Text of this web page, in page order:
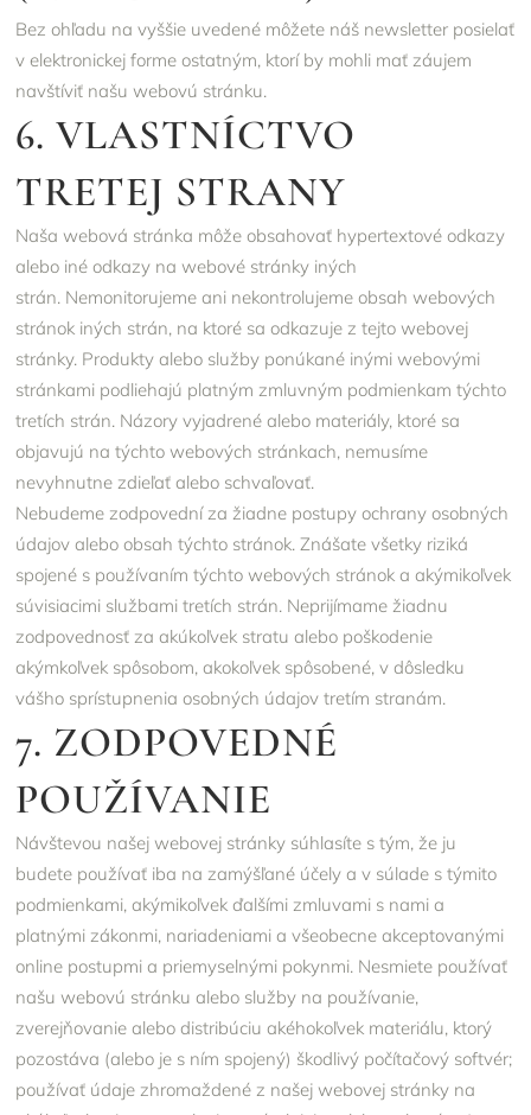
Bez ohľadu na vyššie uvedené môžete náš newsletter posielať
v elektronickej forme ostatným, ktorí by mohli mať záujem
navštíviť našu webovú stránku.
6. VLASTNÍCTVO
TRETEJ STRANY
Naša webová stránka môže obsahovať hypertextové odkazy
alebo iné odkazy na webové stránky iných
strán. Nemonitorujeme ani nekontrolujeme obsah webových
stránok iných strán, na ktoré sa odkazuje z tejto webovej
stránky. Produkty alebo služby ponúkané inými webovými
stránkami podliehajú platným zmluvným podmienkam týchto
tretích strán. Názory vyjadrené alebo materiály, ktoré sa
objavujú na týchto webových stránkach, nemusíme
nevyhnutne zdieľať alebo schvaľovať.
Nebudeme zodpovední za žiadne postupy ochrany osobných
údajov alebo obsah týchto stránok. Znášate všetky riziká
spojené s používaním týchto webových stránok a akýmikoľvek
súvisiacimi službami tretích strán. Neprijímame žiadnu
zodpovednosť za akúkoľvek stratu alebo poškodenie
akýmkoľvek spôsobom, akokoľvek spôsobené, v dôsledku
vášho sprístupnenia osobných údajov tretím stranám.
7. ZODPOVEDNÉ
POUŽÍVANIE
Návštevou našej webovej stránky súhlasíte s tým, že ju
budete používať iba na zamýšľané účely a v súlade s týmito
podmienkami, akýmikoľvek ďalšími zmluvami s nami a
platnými zákonmi, nariadeniami a všeobecne akceptovanými
online postupmi a priemyselnými pokynmi. Nesmiete používať
našu webovú stránku alebo služby na používanie,
zverejňovanie alebo distribúciu akéhokoľvek materiálu, ktorý
pozostáva (alebo je s ním spojený) škodlivý počítačový softvér;
používať údaje zhromaždené z našej webovej stránky na